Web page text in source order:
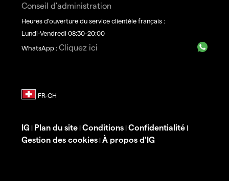
Conseil d'administration
Heures d’ouverture du service clientèle français :
Lundi-Vendredi 08:30-20:00
WhatsApp : Cliquez ici
IG | Plan du site | Conditions | Confidentialité |
Gestion des cookies | À propos d'IG